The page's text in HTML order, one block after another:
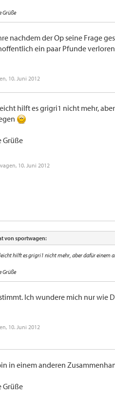
Grüße
nachdem der Op seine Frage
ein paar Pfunde
, 10. Juni 2012
hilft es grigri1 nicht mehr,
Grüße
, 10. Juni 2012
von sportwagen:
hilft es grigri1 nicht mehr, aber dafür einem
Grüße
Ich wundere mich nur wie
, 10. Juni 2012
in einem anderen
Grüße